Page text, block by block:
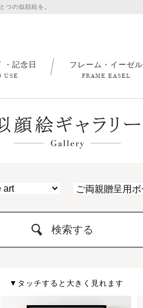
つの似顔絵を。
・記念日
USE
フレーム・イーゼル
FRAME EASEL
検索する
▼タッチすると大きく見れます